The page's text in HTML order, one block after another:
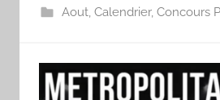
Aout, Calendrier, Concours